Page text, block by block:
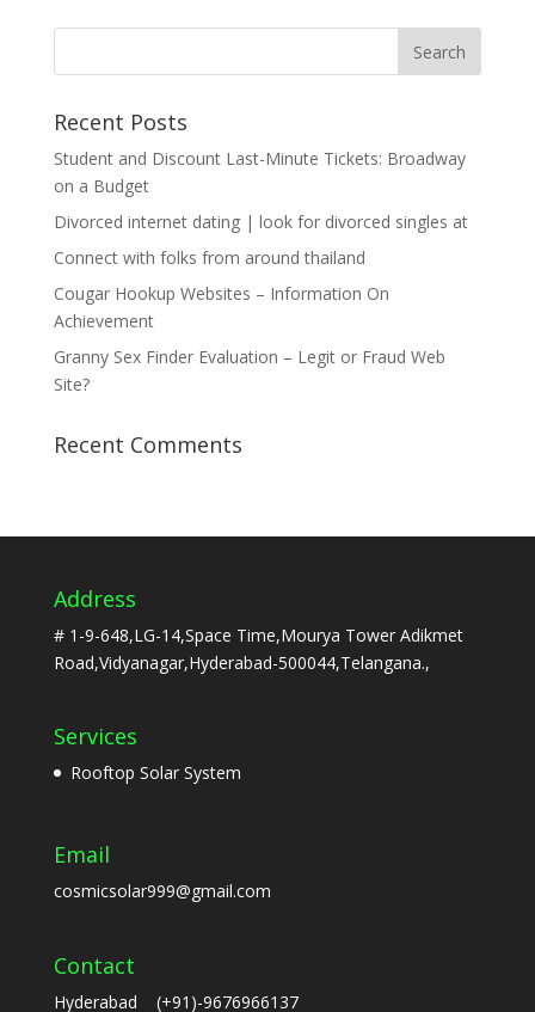
Recent Posts
Student and Discount Last-Minute Tickets: Broadway
on a Budget
Divorced internet dating | look for divorced singles at
Connect with folks from around thailand
Cougar Hookup Websites – Information On
Achievement
Granny Sex Finder Evaluation – Legit or Fraud Web
Site?
Recent Comments
Address
# 1-9-648,LG-14,Space Time,Mourya Tower Adikmet
Road,Vidyanagar,Hyderabad-500044,Telangana.,
Services
Rooftop Solar System
Email
cosmicsolar999@gmail.com
Contact
Hyderabad (+91)-9676966137